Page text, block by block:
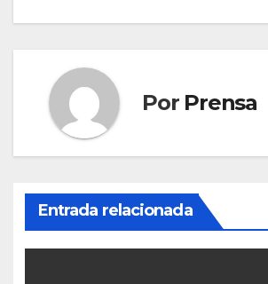
entradas
Por Prensa
Entrada relacionada